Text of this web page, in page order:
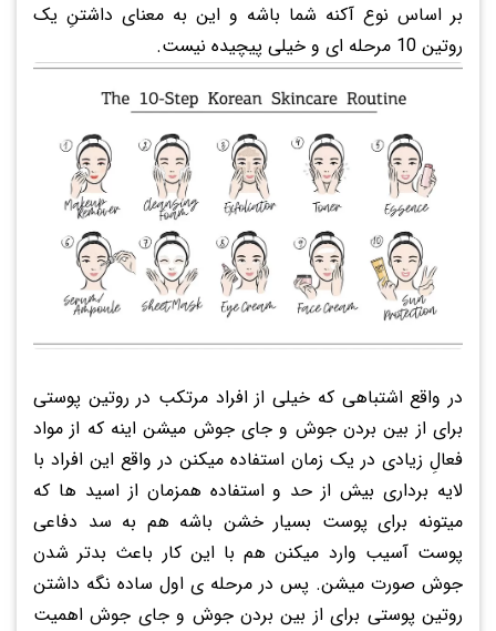
بر اساس نوع آکنه شما باشه و این به معنای داشتنِ یک
روتین 10 مرحله ای و خیلی پیچیده نیست.
در واقع اشتباهی که خیلی از افراد مرتکب در روتین پوستی
برای از بین بردن جوش و جای جوش میشن اینه که از مواد
فعالِ زیادی در یک زمان استفاده میکنن در واقع این افراد با
لایه برداری بیش از حد و استفاده همزمان از اسید ها که
میتونه برای پوست بسیار خشن باشه هم به سد دفاعی
پوست آسیب وارد میکنن هم با این کار باعث بدتر شدن
جوش صورت میشن. پس در مرحله ی اول ساده نگه داشتن
روتین پوستی برای از بین بردن جوش و جای جوش اهمیت